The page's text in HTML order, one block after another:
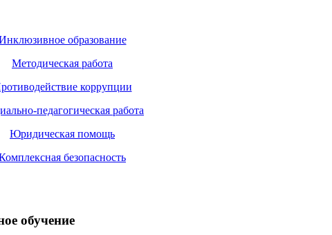
образование
Методическая работа
коррупции
педагогическая работа
Юридическая помощь
безопасность
обучение